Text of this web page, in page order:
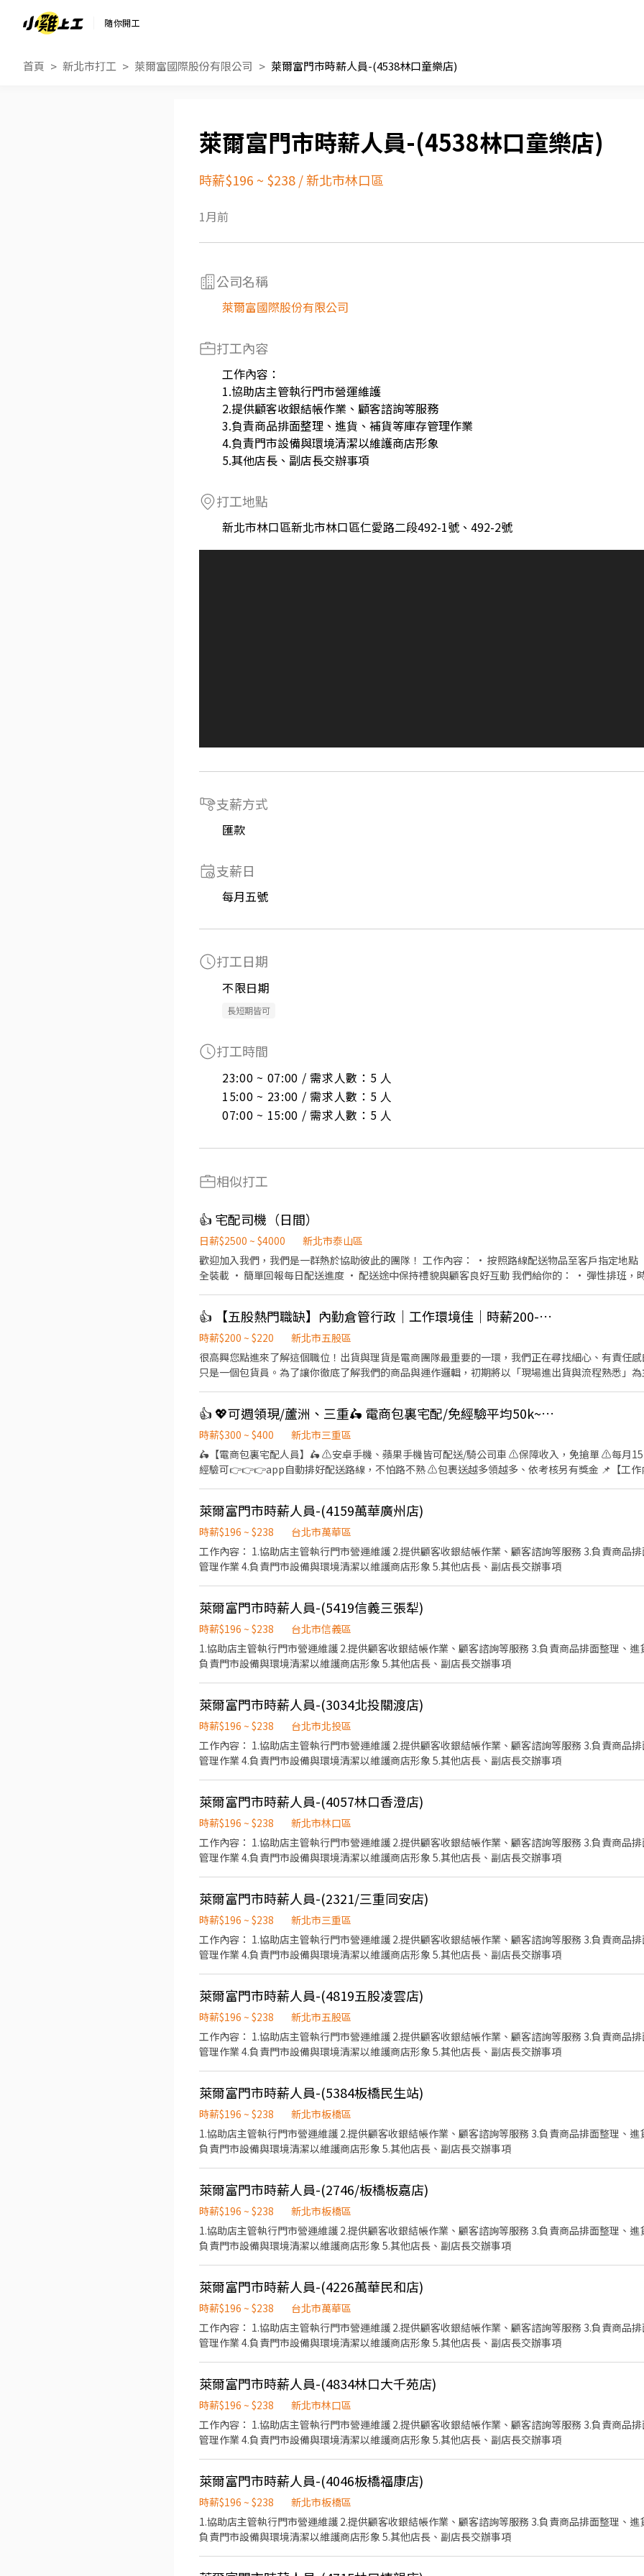
隨你開工
首頁 新北市打工 萊爾富國際股份有限公司 萊爾富門市時薪人員-(4538林口童樂店)
萊爾富門市時薪人員-(4538林口童樂店)
時薪$196 ~ $238/新北市林口區
1月前
公司名稱
萊爾富國際股份有限公司
打工內容
工作內容：
1.協助店主管執行門市營運維護
2.提供顧客收銀結帳作業、顧客諮詢等服務
3.負責商品排面整理、進貨、補貨等庫存管理作業
4.負責門市設備與環境清潔以維護商店形象
5.其他店長、副店長交辦事項
打工地點
新北市林口區新北市林口區仁愛路二段492-1號、492-2號
支薪方式
匯款
支薪日
每月五號
打工日期
不限日期
長短期皆可
打工時間
23:00 ~ 07:00 / 需求人數：5 人
15:00 ~ 23:00 / 需求人數：5 人
07:00 ~ 15:00 / 需求人數：5 人
相似打工
👍 宅配司機（日間）
日薪$2500 ~ $4000
新北市泰山區
歡迎加入我們，我們是一群熱於協助彼此的團隊！ 工作內容： • 按照路線配送物品至客戶指定地點 • 確認貨物種類與數量後安
全裝載 • 簡單回報每日配送進度 • 配送途中保持禮貌與顧客良好互動 我們給你的： • 彈性排班，時間好安排 • 友善團隊氣
👍 【五股熱門職缺】內勤倉管行政｜工作環境佳｜時薪200-220｜可現領週領
時薪$200 ~ $220
新北市五股區
很高興您點進來了解這個職位！出貨與理貨是電商團隊最重要的一環，我們正在尋找細心、有責任
只是一個包貨員。為了讓你徹底了解我們的商品與運作邏輯，初期將以「現場進出貨與流程熟悉」
管：執行產品品管檢查。（⚠️ 小提醒：此職務需配合搬運部分貨品，歡迎當作日常活動筋骨！） 庫存掌握：協助訂單備貨統計、
定期的庫存管理與盤點作業。 💻 第二階段：行政營運與客服支援（技能再升級） 數據與表單：協助訂單管理與簡易報表、表單
製作。 客服與行政：熟悉現場作業後，將視情況安排執行客服回覆與行政相關支援。 團隊協作：其他主管交辦事項，與團隊一起
解決營運上的大小事。 【我們在找這樣的你】 細心負責：面對繁雜的訂單與商品，能保持耐心與細緻度。 靈活彈性：願意配合
現場實際情況，彈性調配每日的工作優先順序。 願意學習：不排斥體力活，且對電商後台行政、客服作業有學習熱忱。 【公司官
網】 https://www.jessica94daily.com (歡迎先至官網逛逛，了解我們正在熱賣的優質商品！)
👍 💖可週領現/蘆洲、三重🛵 電商包裏宅配/免經驗平均50k~70k/公司車
時薪$300 ~ $400
新北市三重區
🛵【電商包裏宅配人員】🛵 ⚠️安卓手機、蘋果手機皆可配送/騎公司車 ⚠️保障收入，免搶單 ⚠️每月
經驗可👉👉👉app自動排好配送路線，不怕路不熟 ⚠️包裹送越多領越多、依考核另有獎金 📌【工
歷（1分鐘完成，快速安排送審）： 👉https://reurl.cc/V292KN 🔒 【隱私防線】個資僅供廠商審核
址）錄取前皆可先不填！ ➋加入留言： 👉https://lin.ee/OBnhVN5 私訊留下 ⌜姓名+電話 +應徵電
萊爾富門市時薪人員-(4159萬華廣州店)
時薪$196 ~ $238
台北市萬華區
工作內容： 1.協助店主管執行門市營運維護 2.提供顧客收銀結帳作業、顧客諮詢等服務 3.負責商品排面整理、進貨、補貨等庫存
管理作業 4.負責門市設備與環境清潔以維護商店形象 5.其他店長、副店長交辦事項
萊爾富門市時薪人員-(5419信義三張犁)
時薪$196 ~ $238
台北市信義區
1.協助店主管執行門市營運維護 2.提供顧客收銀結帳作業、顧客諮詢等服務 3.負責商品排面整理、
負責門市設備與環境清潔以維護商店形象 5.其他店長、副店長交辦事項
萊爾富門市時薪人員-(3034北投關渡店)
時薪$196 ~ $238
台北市北投區
工作內容： 1.協助店主管執行門市營運維護 2.提供顧客收銀結帳作業、顧客諮詢等服務 3.負責商品
管理作業 4.負責門市設備與環境清潔以維護商店形象 5.其他店長、副店長交辦事項
萊爾富門市時薪人員-(4057林口香澄店)
時薪$196 ~ $238
新北市林口區
工作內容： 1.協助店主管執行門市營運維護 2.提供顧客收銀結帳作業、顧客諮詢等服務 3.負責商品
管理作業 4.負責門市設備與環境清潔以維護商店形象 5.其他店長、副店長交辦事項
萊爾富門市時薪人員-(2321/三重同安店)
時薪$196 ~ $238
新北市三重區
工作內容： 1.協助店主管執行門市營運維護 2.提供顧客收銀結帳作業、顧客諮詢等服務 3.負責商品
管理作業 4.負責門市設備與環境清潔以維護商店形象 5.其他店長、副店長交辦事項
萊爾富門市時薪人員-(4819五股凌雲店)
時薪$196 ~ $238
新北市五股區
工作內容： 1.協助店主管執行門市營運維護 2.提供顧客收銀結帳作業、顧客諮詢等服務 3.負責商品
管理作業 4.負責門市設備與環境清潔以維護商店形象 5.其他店長、副店長交辦事項
萊爾富門市時薪人員-(5384板橋民生站)
時薪$196 ~ $238
新北市板橋區
1.協助店主管執行門市營運維護 2.提供顧客收銀結帳作業、顧客諮詢等服務 3.負責商品排面整理、
負責門市設備與環境清潔以維護商店形象 5.其他店長、副店長交辦事項
萊爾富門市時薪人員-(2746/板橋板嘉店)
時薪$196 ~ $238
新北市板橋區
1.協助店主管執行門市營運維護 2.提供顧客收銀結帳作業、顧客諮詢等服務 3.負責商品排面整理、
負責門市設備與環境清潔以維護商店形象 5.其他店長、副店長交辦事項
萊爾富門市時薪人員-(4226萬華民和店)
時薪$196 ~ $238
台北市萬華區
工作內容： 1.協助店主管執行門市營運維護 2.提供顧客收銀結帳作業、顧客諮詢等服務 3.負責商品排面整理、進貨、補貨等庫存
管理作業 4.負責門市設備與環境清潔以維護商店形象 5.其他店長、副店長交辦事項
萊爾富門市時薪人員-(4834林口大千苑店)
時薪$196 ~ $238
新北市林口區
工作內容： 1.協助店主管執行門市營運維護 2.提供顧客收銀結帳作業、顧客諮詢等服務 3.負責商品
管理作業 4.負責門市設備與環境清潔以維護商店形象 5.其他店長、副店長交辦事項
萊爾富門市時薪人員-(4046板橋福康店)
時薪$196 ~ $238
新北市板橋區
1.協助店主管執行門市營運維護 2.提供顧客收銀結帳作業、顧客諮詢等服務 3.負責商品排面整理、
負責門市設備與環境清潔以維護商店形象 5.其他店長、副店長交辦事項